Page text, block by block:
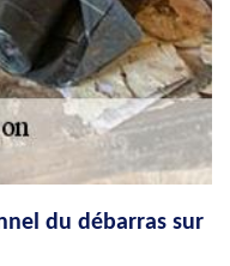
du débarras sur